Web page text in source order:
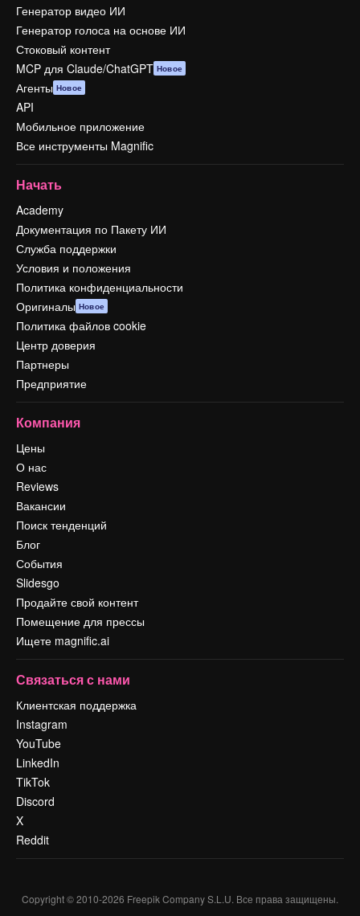
Генератор видео ИИ
Генератор голоса на основе ИИ
Стоковый контент
MCP для Claude/ChatGPT Новое
Агенты Новое
API
Мобильное приложение
Все инструменты Magnific
Начать
Academy
Документация по Пакету ИИ
Служба поддержки
Условия и положения
Политика конфиденциальности
Оригиналы Новое
Политика файлов cookie
Центр доверия
Партнеры
Предприятие
Компания
Цены
О нас
Reviews
Вакансии
Поиск тенденций
Блог
События
Slidesgo
Продайте свой контент
Помещение для прессы
Ищете magnific.ai
Связаться с нами
Клиентская поддержка
Instagram
YouTube
LinkedIn
TikTok
Discord
X
Reddit
Copyright © 2010-2026 Freepik Company S.L.U. Все права защищены.